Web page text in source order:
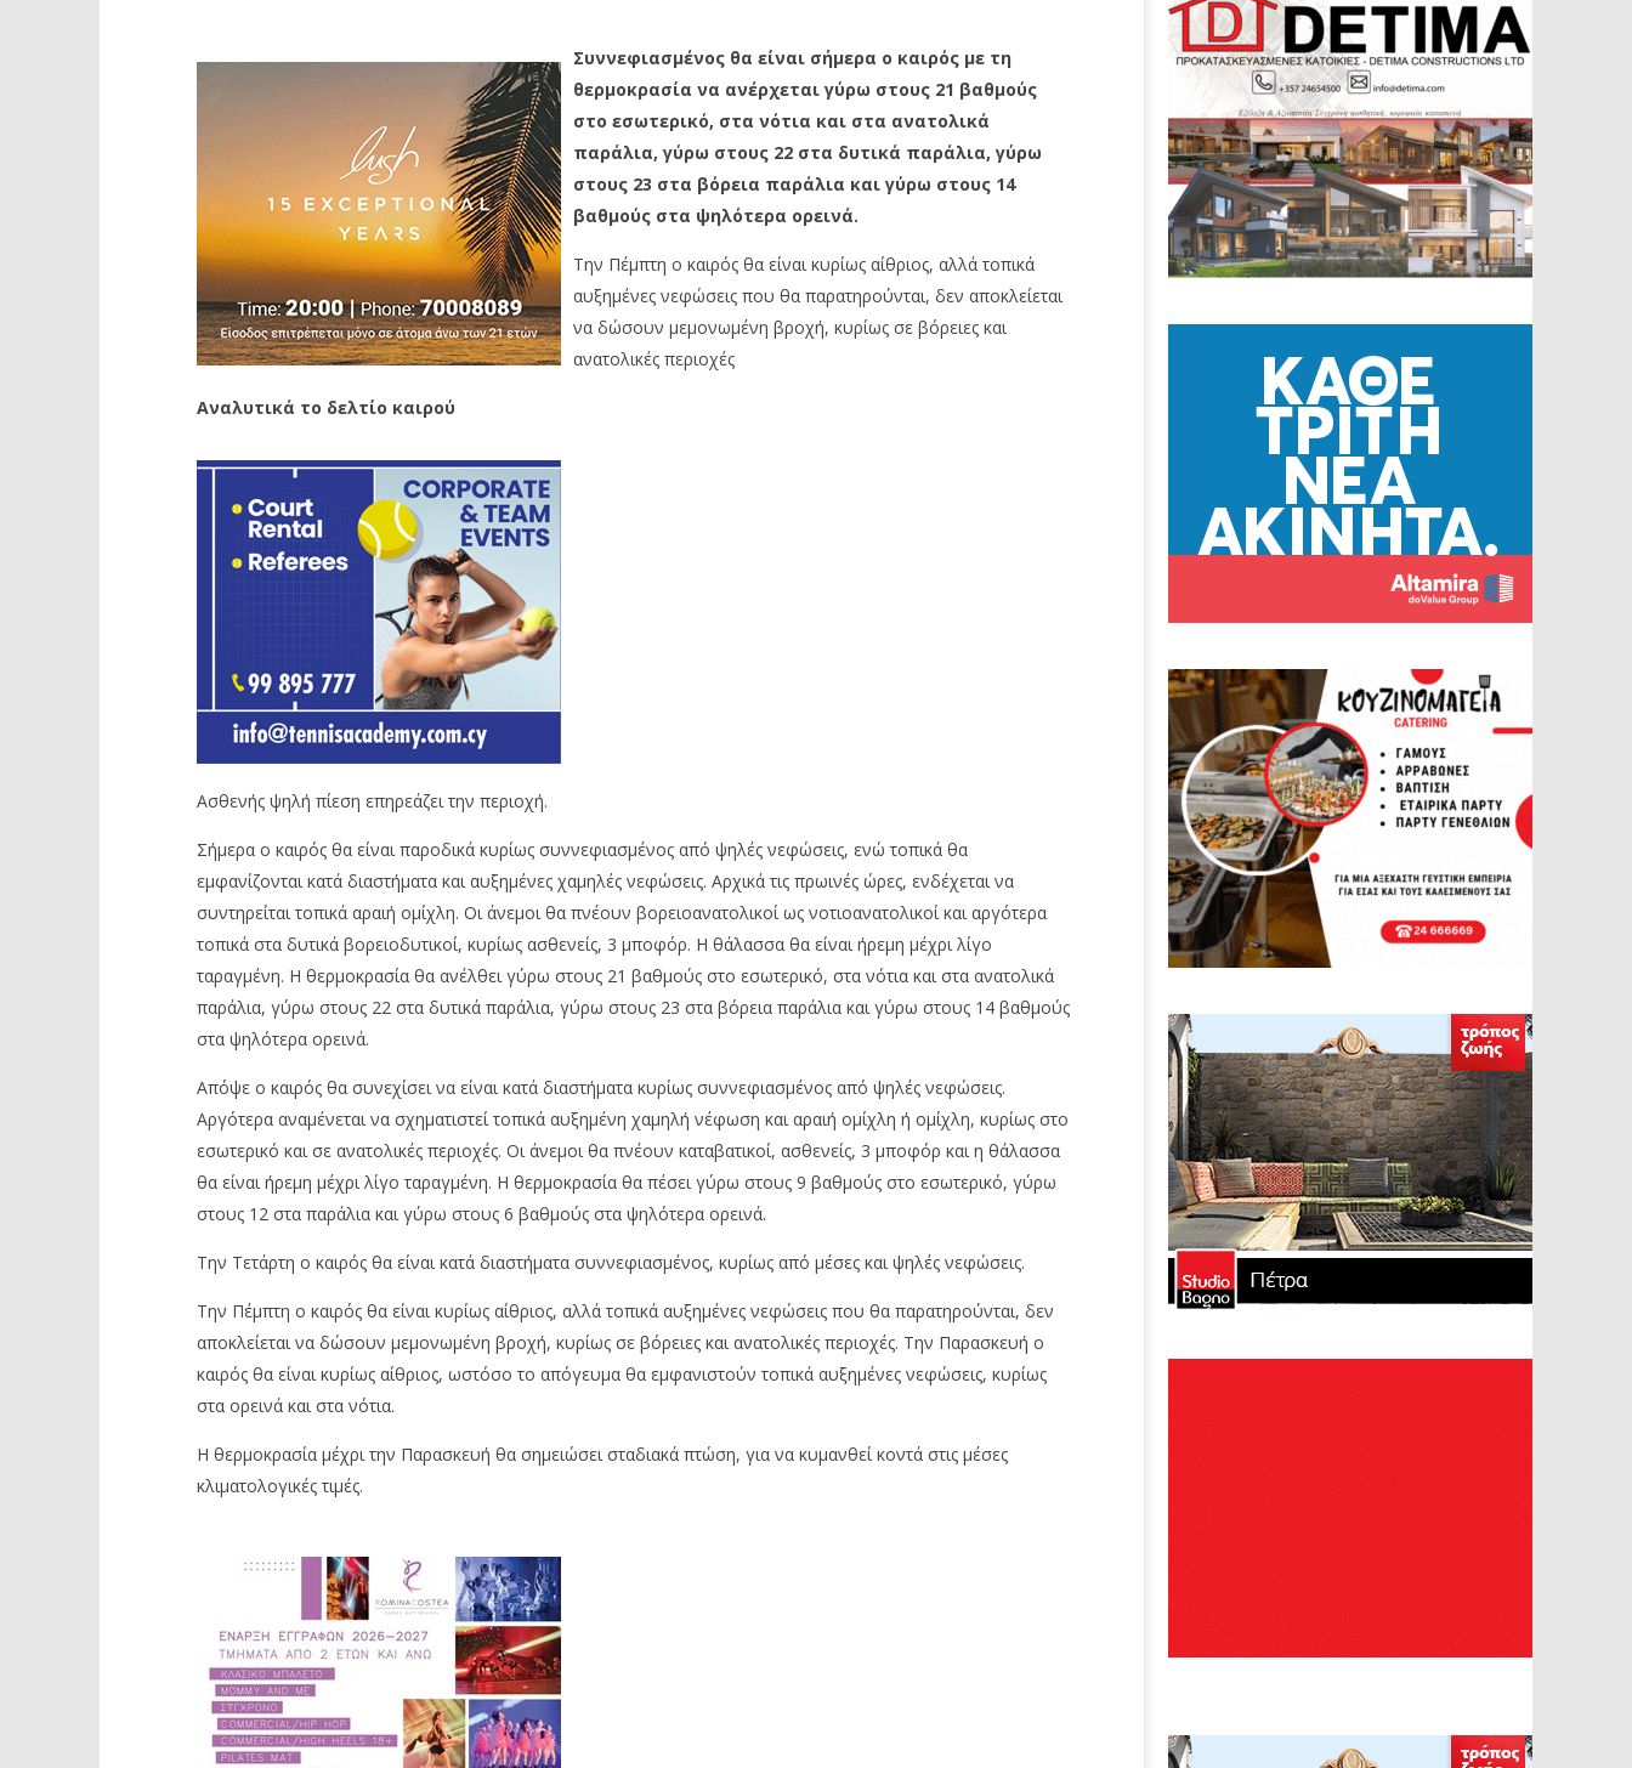
Συννεφιασμένος θα είναι σήμερα ο καιρός με τη
θερμοκρασία να ανέρχεται γύρω στους 21 βαθμούς
στο εσωτερικό, στα νότια και στα ανατολικά
παράλια, γύρω στους 22 στα δυτικά παράλια, γύρω
στους 23 στα βόρεια παράλια και γύρω στους 14
βαθμούς στα ψηλότερα ορεινά.
Την Πέμπτη ο καιρός θα είναι κυρίως αίθριος, αλλά τοπικά
αυξημένες νεφώσεις που θα παρατηρούνται, δεν αποκλείεται
να δώσουν μεμονωμένη βροχή, κυρίως σε βόρειες και
ανατολικές περιοχές
Αναλυτικά το δελτίο καιρού
Aσθενής ψηλή πίεση επηρεάζει την περιοχή.
Σήμερα ο καιρός θα είναι παροδικά κυρίως συννεφιασμένος από ψηλές νεφώσεις, ενώ τοπικά θα
εμφανίζονται κατά διαστήματα και αυξημένες χαμηλές νεφώσεις. Αρχικά τις πρωινές ώρες, ενδέχεται να
συντηρείται τοπικά αραιή ομίχλη. Οι άνεμοι θα πνέουν βορειοανατολικοί ως νοτιοανατολικοί και αργότερα
τοπικά στα δυτικά βορειοδυτικοί, κυρίως ασθενείς, 3 μποφόρ. Η θάλασσα θα είναι ήρεμη μέχρι λίγο
ταραγμένη. Η θερμοκρασία θα ανέλθει γύρω στους 21 βαθμούς στο εσωτερικό, στα νότια και στα ανατολικά
παράλια, γύρω στους 22 στα δυτικά παράλια, γύρω στους 23 στα βόρεια παράλια και γύρω στους 14 βαθμούς
στα ψηλότερα ορεινά.
Απόψε ο καιρός θα συνεχίσει να είναι κατά διαστήματα κυρίως συννεφιασμένος από ψηλές νεφώσεις.
Αργότερα αναμένεται να σχηματιστεί τοπικά αυξημένη χαμηλή νέφωση και αραιή ομίχλη ή ομίχλη, κυρίως στο
εσωτερικό και σε ανατολικές περιοχές. Οι άνεμοι θα πνέουν καταβατικοί, ασθενείς, 3 μποφόρ και η θάλασσα
θα είναι ήρεμη μέχρι λίγο ταραγμένη. Η θερμοκρασία θα πέσει γύρω στους 9 βαθμούς στο εσωτερικό, γύρω
στους 12 στα παράλια και γύρω στους 6 βαθμούς στα ψηλότερα ορεινά.
Την Τετάρτη ο καιρός θα είναι κατά διαστήματα συννεφιασμένος, κυρίως από μέσες και ψηλές νεφώσεις.
Την Πέμπτη ο καιρός θα είναι κυρίως αίθριος, αλλά τοπικά αυξημένες νεφώσεις που θα παρατηρούνται, δεν
αποκλείεται να δώσουν μεμονωμένη βροχή, κυρίως σε βόρειες και ανατολικές περιοχές. Την Παρασκευή ο
καιρός θα είναι κυρίως αίθριος, ωστόσο το απόγευμα θα εμφανιστούν τοπικά αυξημένες νεφώσεις, κυρίως
στα ορεινά και στα νότια.
Η θερμοκρασία μέχρι την Παρασκευή θα σημειώσει σταδιακά πτώση, για να κυμανθεί κοντά στις μέσες
κλιματολογικές τιμές.